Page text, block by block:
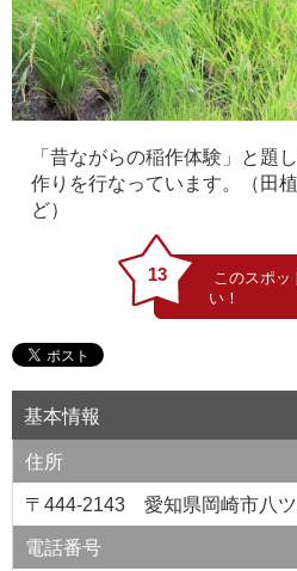
「昔ながらの稲作体験」と題
作りを行なっています。（田
ど）
13
基本情報
住所
〒444-2143 愛知県岡崎市八
電話番号